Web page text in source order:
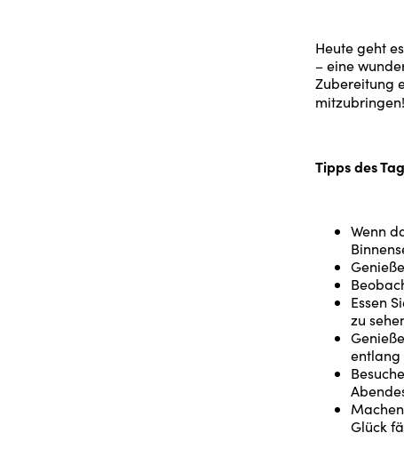
Heute geht
– eine
Zubereitung
Tipps des
Wenn
Essen
zu
entlang
Glück